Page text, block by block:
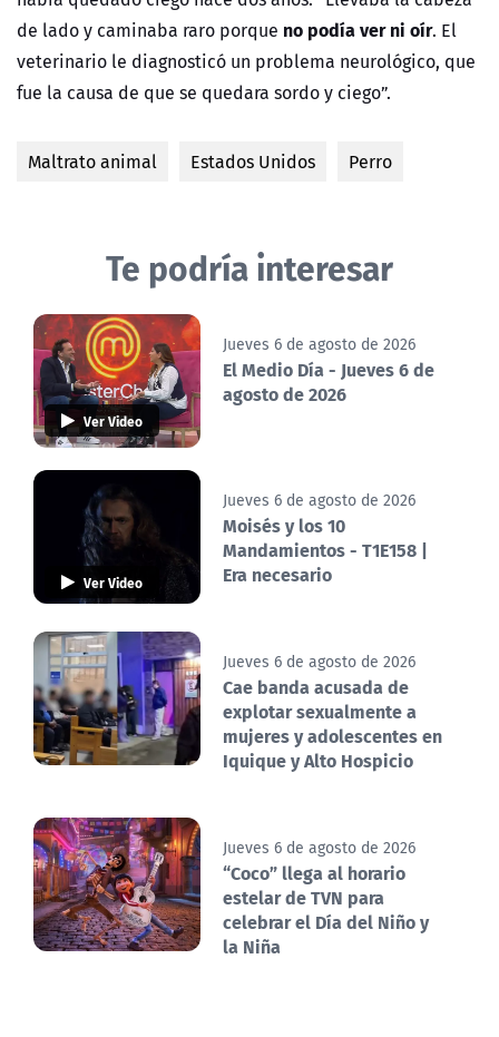
de lado y caminaba raro porque no podía ver ni oír. El
veterinario le diagnosticó un problema neurológico, que
fue la causa de que se quedara sordo y ciego”.
Maltrato animal Estados Unidos Perro
Te podría interesar
Ver Video
Jueves 6 de agosto de 2026
El Medio Día - Jueves 6 de
agosto de 2026
Ver Video
Jueves 6 de agosto de 2026
Moisés y los 10
Mandamientos - T1E158 |
Era necesario
Jueves 6 de agosto de 2026
Cae banda acusada de
explotar sexualmente a
mujeres y adolescentes en
Iquique y Alto Hospicio
Jueves 6 de agosto de 2026
“Coco” llega al horario
estelar de TVN para
celebrar el Día del Niño y
la Niña